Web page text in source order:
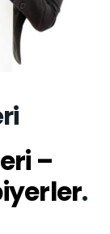
–
.